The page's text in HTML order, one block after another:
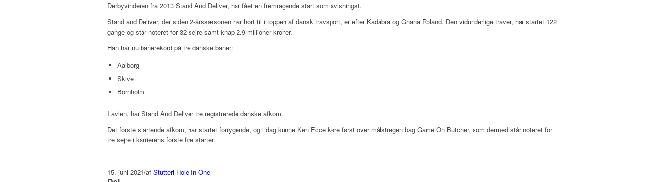
Derbyvinderen fra 2013 Stand And Deliver, har fået en fremragende start som avlshingst.
Stand and Deliver, der siden 2-årssæsonen har hørt til i toppen af dansk travsport, er efter Kadabra og Ghana Roland. Den vidunderlige traver, har startet 122
gange og står noteret for 32 sejre samt knap 2.9 millioner kroner.
Han har nu banerekord på tre danske baner:
Aalborg
Skive
Bornholm
I avlen, har Stand And Deliver tre registrerede danske afkom.
Det første startende afkom, har startet forrygende, og i dag kunne Ken Ecce køre først over målstregen bag Game On Butcher, som dermed står noteret for
tre sejre i karrierens første fire starter.
15. juni 2021/af Stutteri Hole In One